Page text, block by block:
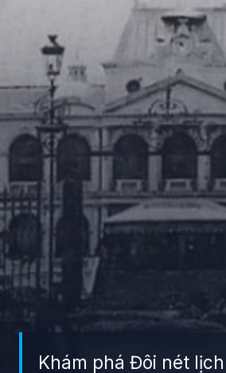
Khám phá Đôi nét